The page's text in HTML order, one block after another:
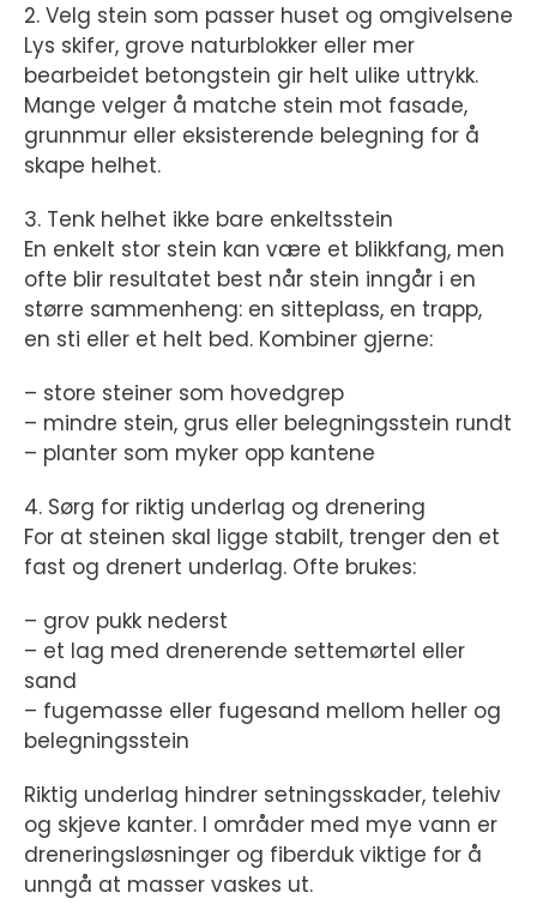
2. Velg stein som passer huset og omgivelsene
Lys skifer, grove naturblokker eller mer
bearbeidet betongstein gir helt ulike uttrykk.
Mange velger å matche stein mot fasade,
grunnmur eller eksisterende belegning for å
skape helhet.
3. Tenk helhet ikke bare enkeltsstein
En enkelt stor stein kan være et blikkfang, men
ofte blir resultatet best når stein inngår i en
større sammenheng: en sitteplass, en trapp,
en sti eller et helt bed. Kombiner gjerne:
– store steiner som hovedgrep
– mindre stein, grus eller belegningsstein rundt
– planter som myker opp kantene
4. Sørg for riktig underlag og drenering
For at steinen skal ligge stabilt, trenger den et
fast og drenert underlag. Ofte brukes:
– grov pukk nederst
– et lag med drenerende settemørtel eller
sand
– fugemasse eller fugesand mellom heller og
belegningsstein
Riktig underlag hindrer setningsskader, telehiv
og skjeve kanter. I områder med mye vann er
dreneringsløsninger og fiberduk viktige for å
unngå at masser vaskes ut.